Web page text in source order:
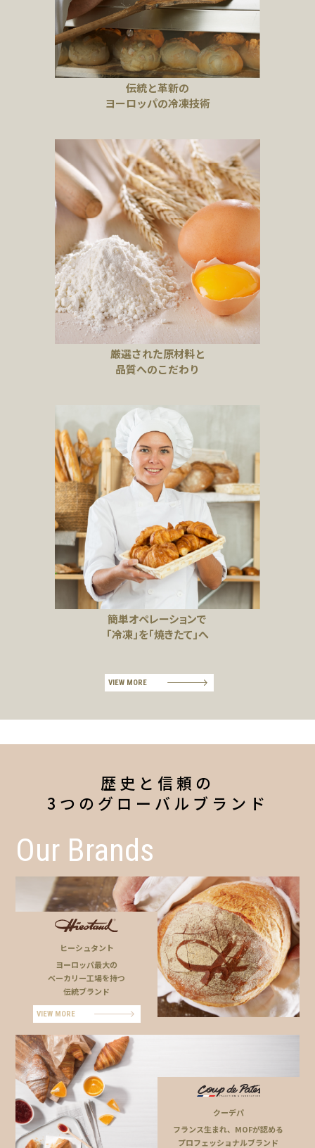
伝統と革新の
ヨーロッパの冷凍技術
厳選された原材料と
品質へのこだわり
簡単オペレーションで
「冷凍」を「焼きたて」へ
VIEW MORE
歴史と信頼の
3つのグローバルブランド
Our Brands
ヒーシュタント
ヨーロッパ最大の
ベーカリー工場を持つ
伝統ブランド
VIEW MORE
クーデパ
フランス生まれ、MOFが認める
プロフェッショナルブランド